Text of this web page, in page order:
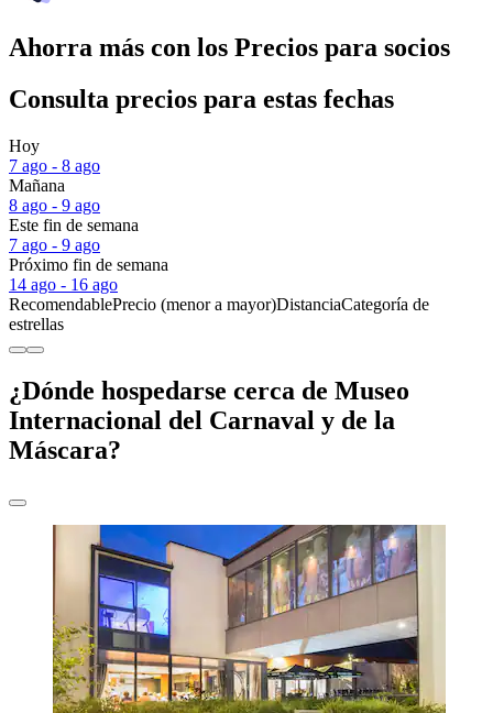
Ahorra más con los Precios para socios
Consulta precios para estas fechas
Hoy
7 ago - 8 ago
Mañana
8 ago - 9 ago
Este fin de semana
7 ago - 9 ago
Próximo fin de semana
14 ago - 16 ago
RecomendablePrecio (menor a mayor)DistanciaCategoría de
estrellas
¿Dónde hospedarse cerca de Museo
Internacional del Carnaval y de la
Máscara?